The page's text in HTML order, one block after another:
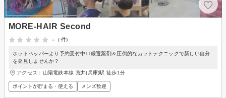
MORE-HAIR Second
-
(-件)
ホットペッパーより予約受付中♪♪厳選薬剤＆圧倒的なカットテクニックで新しい自分
を発見しませんか？
アクセス：山陽電鉄本線 荒井(兵庫)駅 徒歩1分
ポイントが貯まる・使える メンズ歓迎